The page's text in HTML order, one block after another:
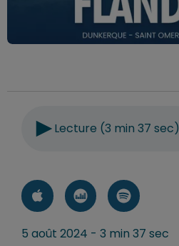
Lecture (3 min 37 sec)
5 août 2024 - 3 min 37 sec